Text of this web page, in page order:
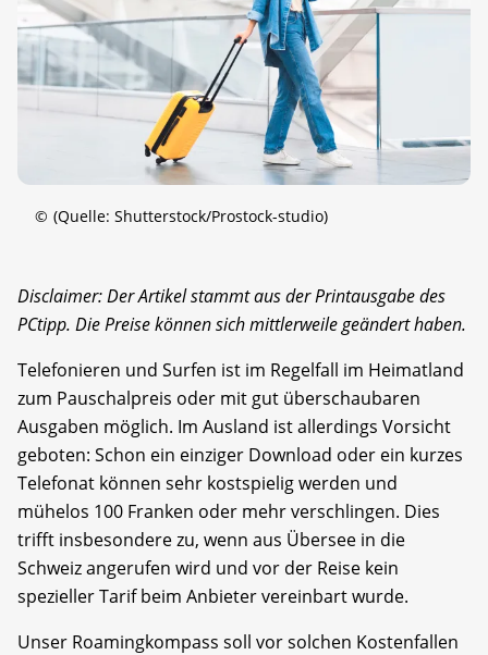
© (Quelle: Shutterstock/Prostock-studio)
Disclaimer: Der Artikel stammt aus der Printausgabe des
PCtipp. Die Preise können sich mittlerweile geändert haben.
Telefonieren und Surfen ist im Regelfall im Heimatland
zum Pauschalpreis oder mit gut überschaubaren
Ausgaben möglich. Im Ausland ist allerdings Vorsicht
geboten: Schon ein einziger Download oder ein kurzes
Telefonat können sehr kostspielig werden und
mühelos 100 Franken oder mehr verschlingen. Dies
trifft insbesondere zu, wenn aus Übersee in die
Schweiz angerufen wird und vor der Reise kein
spezieller Tarif beim Anbieter vereinbart wurde.
Unser Roamingkompass soll vor solchen Kostenfallen